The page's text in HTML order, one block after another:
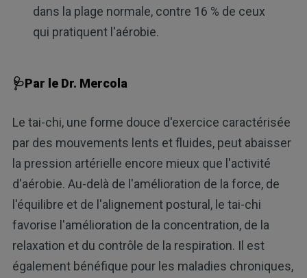
dans la plage normale, contre 16 % de ceux
qui pratiquent l'aérobie.
🩺Par le Dr. Mercola
Le tai-chi, une forme douce d'exercice caractérisée
par des mouvements lents et fluides, peut abaisser
la pression artérielle encore mieux que l'activité
d'aérobie. Au-delà de l'amélioration de la force, de
l'équilibre et de l'alignement postural, le tai-chi
favorise l'amélioration de la concentration, de la
relaxation et du contrôle de la respiration. Il est
également bénéfique pour les maladies chroniques,